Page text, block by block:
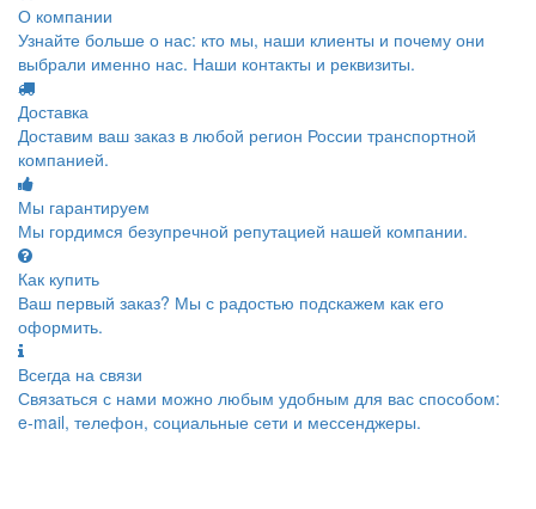
О компании
Узнайте больше о нас: кто мы, наши клиенты и почему они
выбрали именно нас. Наши контакты и реквизиты.
Доставка
Доставим ваш заказ в любой регион России транспортной
компанией.
Мы гарантируем
Мы гордимся безупречной репутацией нашей компании.
Как купить
Ваш первый заказ? Мы с радостью подскажем как его
оформить.
Всегда на связи
Связаться с нами можно любым удобным для вас способом:
e-mail, телефон, социальные сети и мессенджеры.